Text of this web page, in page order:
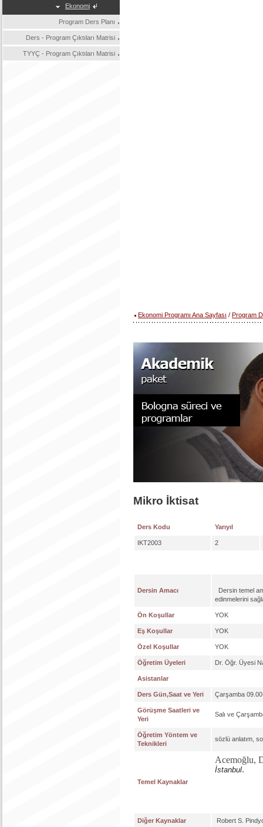
Ekonomi
Program Ders Planı
Ders - Program Çıktıları Matrisi
TYYÇ - Program Çıktıları Matrisi
Ekonomi Programı Ana Sayfası / Program
Mikro İktisat
Ders Kodu Yarıyıl
IKT2003 2
Dersin Amacı
Dersin temel
edinmelerini
Ön Koşullar YOK
Eş Koşullar YOK
Özel Koşullar YOK
Öğretim Üyeleri Dr. Öğr. Üyesi
Asistanlar
Ders Gün,Saat ve Yeri Çarşamba
Görüşme Saatleri ve
Yeri
Salı ve
Öğretim Yöntem ve
Teknikleri
sözlü anlatım,
Temel Kaynaklar
Acemoğlu,
İstanbul.
Diğer Kaynaklar Robert S.